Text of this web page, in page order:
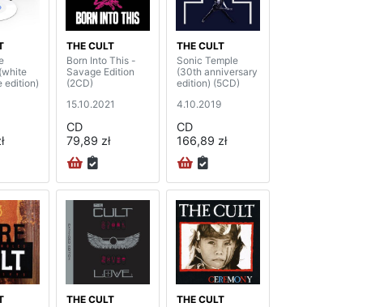
edition)
THE CULT
Born Into This -
Savage Edition
(2CD)
15.10.2021
CD
79,89 zł
THE CULT
Sonic Temple
(30th anniversary
edition) (5CD)
4.10.2019
CD
166,89 zł
THE CULT
THE CULT